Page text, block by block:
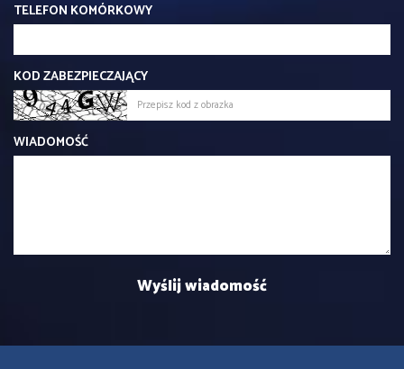
TELEFON KOMÓRKOWY
KOD ZABEZPIECZAJĄCY
WIADOMOŚĆ